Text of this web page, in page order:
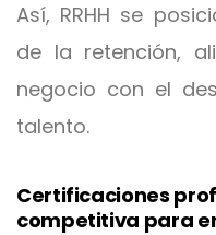
Así, RRHH se
de la retención,
negocio con el
talento.
Certificaciones
competitiva para